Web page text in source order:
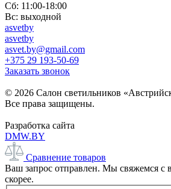
Сб: 11:00-18:00
Вс: выходной
asvetby
asvetby
asvet.by@gmail.com
+375 29 193-50-69
Заказать звонок
© 2026 Салон светильников
Все права защищены.
Разработка сайта
DMW.BY
Сравнение товаров
Ваш запрос отправлен. Мы свяжемся с
скорее.